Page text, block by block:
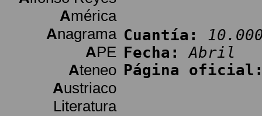
América
Anagrama
APE
Ateneo
Austriaco
Literatura
Cuantía:
Fecha:
Abril
Página